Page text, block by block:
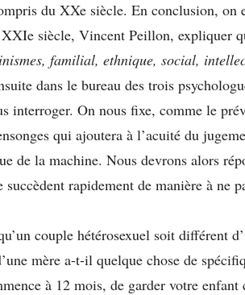
du XXe siècle. En conclusion, on
siècle, Vincent Peillon, expliquer
familial, ethnique, social,
dans le bureau des trois
interroger. On nous fixe, comme le
qui ajoutera à l’acuité du
de la machine. Nous devrons alors
succèdent rapidement de manière à ne
couple hétérosexuel soit différent
mère a-t-il quelque chose de
à 12 mois, de garder votre